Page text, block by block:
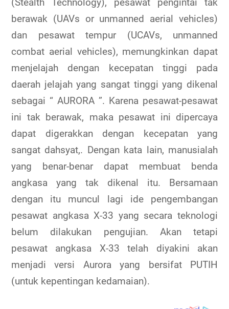
(Stealth Technology), pesawat pengintai tak
berawak (UAVs or unmanned aerial vehicles)
dan pesawat tempur (UCAVs, unmanned
combat aerial vehicles), memungkinkan dapat
menjelajah dengan kecepatan tinggi pada
daerah jelajah yang sangat tinggi yang dikenal
sebagai “ AURORA ”. Karena pesawat-pesawat
ini tak berawak, maka pesawat ini dipercaya
dapat digerakkan dengan kecepatan yang
sangat dahsyat,. Dengan kata lain, manusialah
yang benar-benar dapat membuat benda
angkasa yang tak dikenal itu. Bersamaan
dengan itu muncul lagi ide pengembangan
pesawat angkasa X-33 yang secara teknologi
belum dilakukan pengujian. Akan tetapi
pesawat angkasa X-33 telah diyakini akan
menjadi versi Aurora yang bersifat PUTIH
(untuk kepentingan kedamaian).